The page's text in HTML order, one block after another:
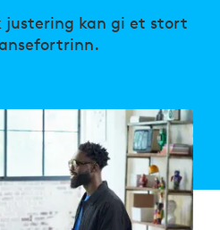
justering kan gi et stort